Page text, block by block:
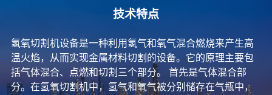
技术特点
氢氧切割机设备是一种利用氢气和氧气混合燃烧来产生高
温火焰，从而实现金属材料切割的设备。它的原理主要包
括气体混合、点燃和切割三个部分。 首先是气体混合部
分。在氢氧切割机中，氢气和氧气被分别储存在气瓶中，